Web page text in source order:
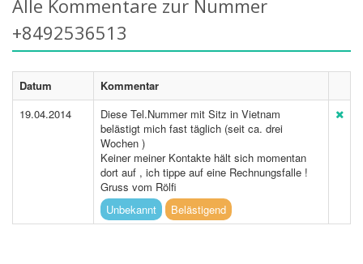
Alle Kommentare zur Nummer
+8492536513
Datum
Kommentar
19.04.2014
Diese Tel.Nummer mit Sitz in Vietnam
belästigt mich fast täglich (seit ca. drei
Wochen )
Keiner meiner Kontakte hält sich momentan
dort auf , ich tippe auf eine Rechnungsfalle !
Gruss vom Rölfi
Unbekannt
Belästigend